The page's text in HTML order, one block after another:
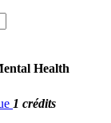
Health
1 crédits